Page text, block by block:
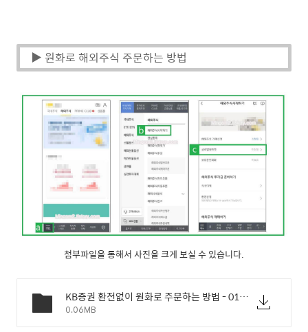
▶ 원화로 해외주식 주문하는 방법
첨부파일을 통해서 사진을 크게 보실 수 있습니다.
KB증권 환전없이 원화로 주문하는 방법 - 01.jpg
0.06MB